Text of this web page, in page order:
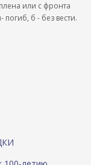
или с фронта
б - без вести.